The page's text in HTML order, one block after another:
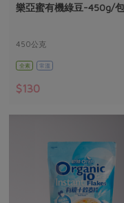
樂亞蜜有機綠豆-450g/
450公克
全素 常溫
$130